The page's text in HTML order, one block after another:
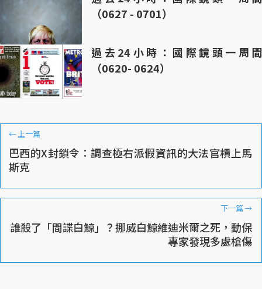
（0627 - 0701）
過去24小時：國際鏡頭一周間
（0620- 0624）
←上一篇
巴西的X封鎖令：調查極右派假資訊的大法官槓上馬
斯克
下一篇→
誰殺了「間諜白鯨」？挪威白鯨維迪米爾之死，動保
專家發現多處槍傷